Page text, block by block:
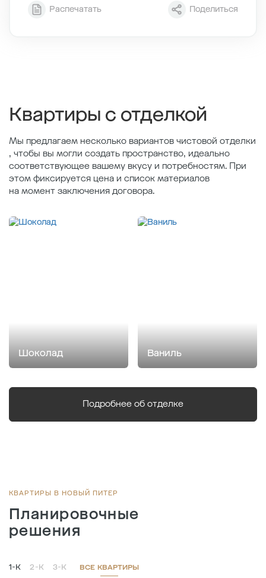
Секция
6
Распечатать Поделиться
Квартиры с отделкой
Мы предлагаем несколько вариантов чистовой отделки
, чтобы вы могли создать пространство, идеально
соответствующее вашему вкусу и потребностям. При
этом фиксируется цена и список материалов
на момент заключения договора.
Шоколад Ваниль
Подробнее об отделке
КВАРТИРЫ В НОВЫЙ ПИТЕР
Планировочные
решения
1-К 2-К 3-К ВСЕ КВАРТИРЫ